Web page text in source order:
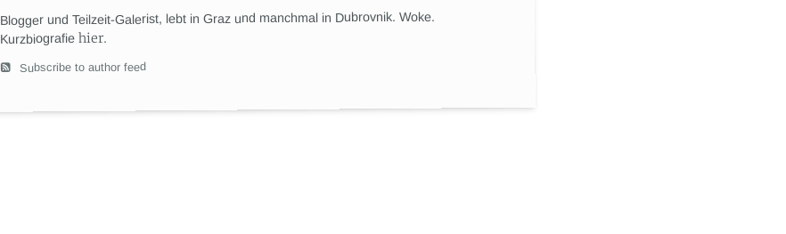
Blogger und Teilzeit-Galerist, lebt in Graz und manchmal in Dubrovnik. Woke.
Kurzbiografiehier.
Subscribe to author feed